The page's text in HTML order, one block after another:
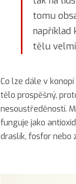
tomu
například
tělu
Co lze dále v
tělo prospěšný,
nesoustředěností.
funguje jako
draslík, fosfor nebo